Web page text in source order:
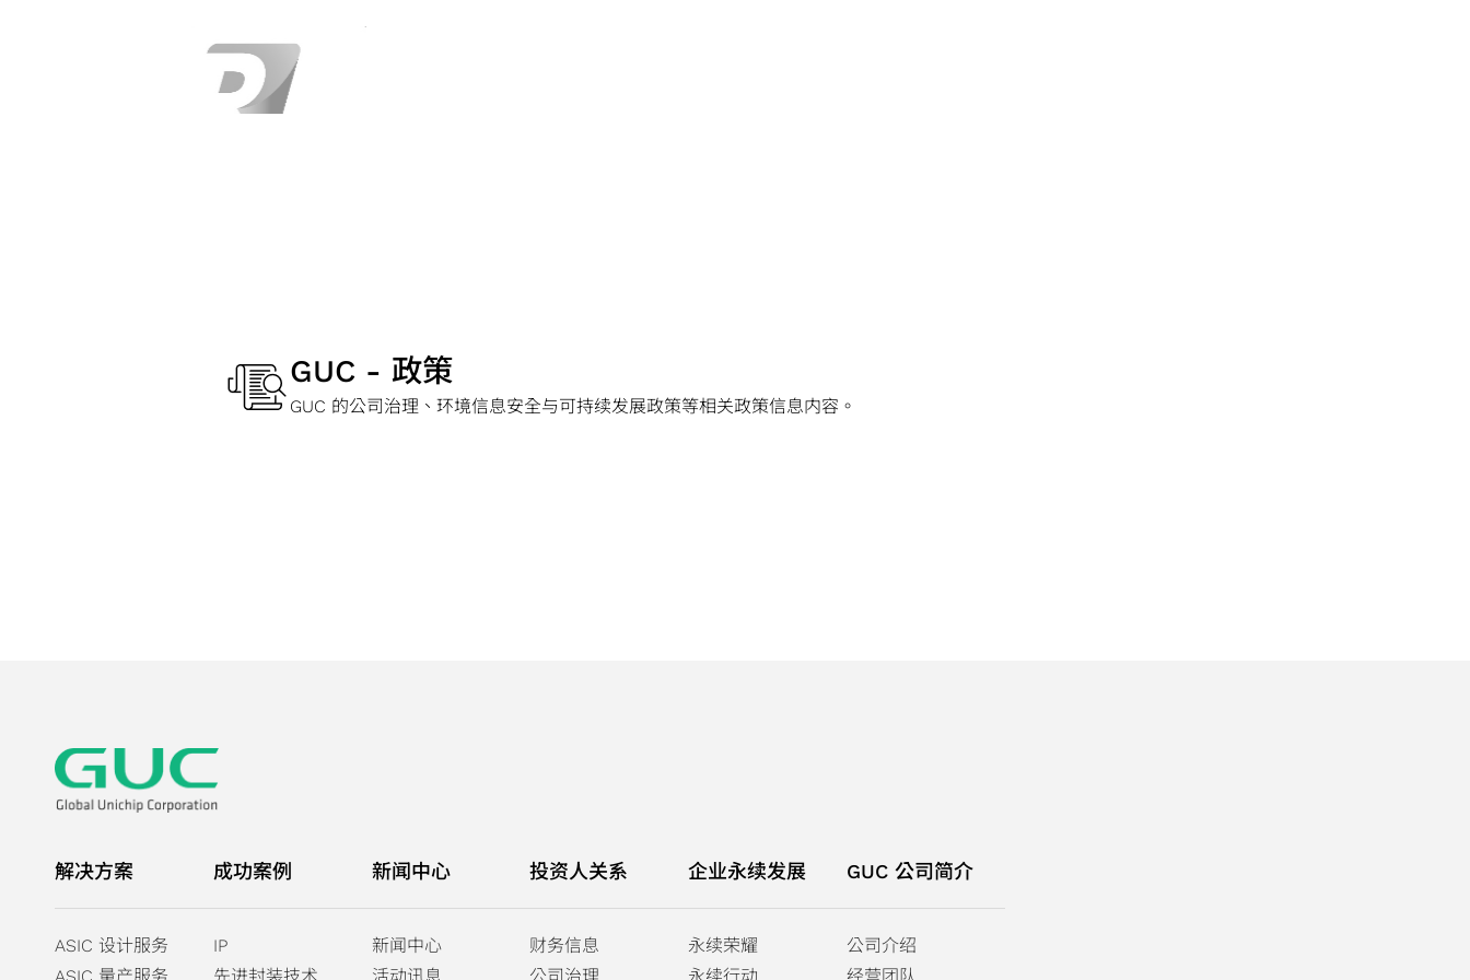
GUC - 政策
GUC 的公司治理、环境信息安全与可持续发展政策等相关政策信息内容。
解决方案
ASIC 设计服务
成功案例
IP
新闻中心
新闻中心
投资人关系
财务信息
企业永续发展
永续荣耀
GUC 公司简介
公司介绍